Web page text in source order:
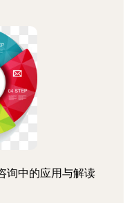
询中的应用与解读